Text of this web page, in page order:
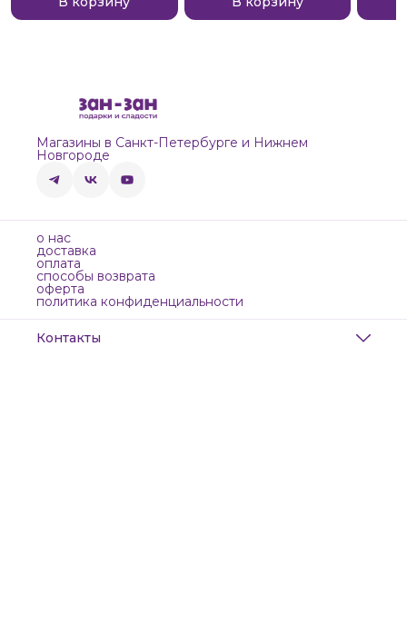
Магазины в Санкт-Петербурге и Нижнем
Новгороде
о нас
доставка
оплата
способы возврата
оферта
политика конфиденциальности
Контакты